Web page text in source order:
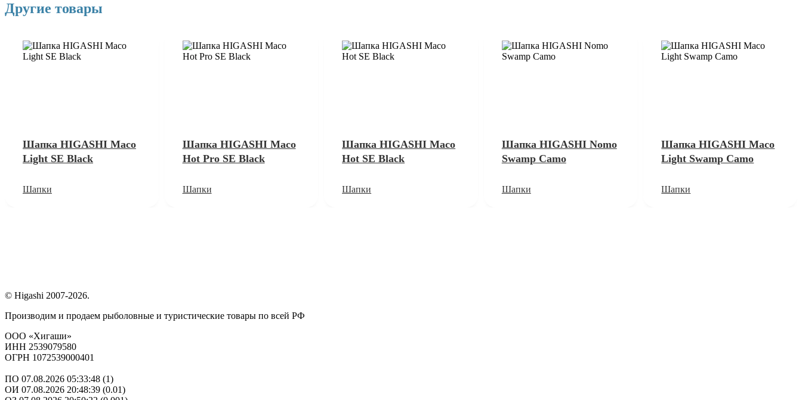
Другие товары
Шапка HIGASHI Maco
Light SE Black
Шапки
Шапка HIGASHI Maco
Hot Pro SE Black
Шапки
Шапка HIGASHI Maco
Hot SE Black
Шапки
Шапка HIGASHI Nomo
Swamp Camo
Шапки
Шапка HIGASHI Maco
Light Swamp Camo
Шапки
© Higashi 2007-2026.
Производим и продаем рыболовные и туристические товары по всей РФ
ООО «Хигаши»
ИНН 2539079580
ОГРН 1072539000401
ПО 07.08.2026 05:33:48 (1)
ОИ 07.08.2026 20:48:39 (0.01)